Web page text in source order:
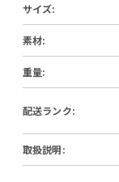
サイズ:
素材:
重量:
配送ランク:
取扱説明: